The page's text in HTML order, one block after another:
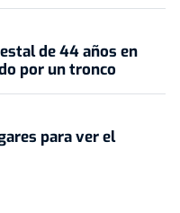
de 44 años en
por un tronco
para ver el